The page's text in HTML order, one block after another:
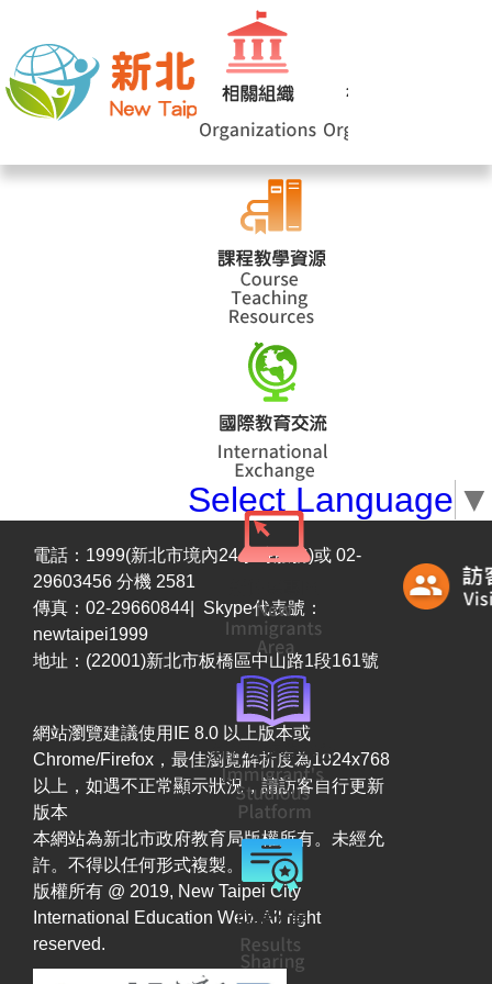
Select Language ▼
電話：1999(新北市境內24小時服務)或 02-
29603456 分機 2581
傳真：02-29660844| Skype代表號：
newtaipei1999
地址：(22001)新北市板橋區中山路1段161號
網站瀏覽建議使用IE 8.0 以上版本或
Chrome/Firefox，最佳瀏覽解析度為1024x768
以上，如遇不正常顯示狀況，請訪客自行更新
版本
本網站為新北市政府教育局版權所有。未經允
許。不得以任何形式複製。
版權所有 @ 2019, New Taipei City
International Education Web. All right
reserved.